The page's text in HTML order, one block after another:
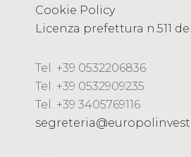
Cookie Policy
Licenza prefettura n.511
Tel. +39 0532206836
Tel. +39 0532909235
Tel. +39 3405769116